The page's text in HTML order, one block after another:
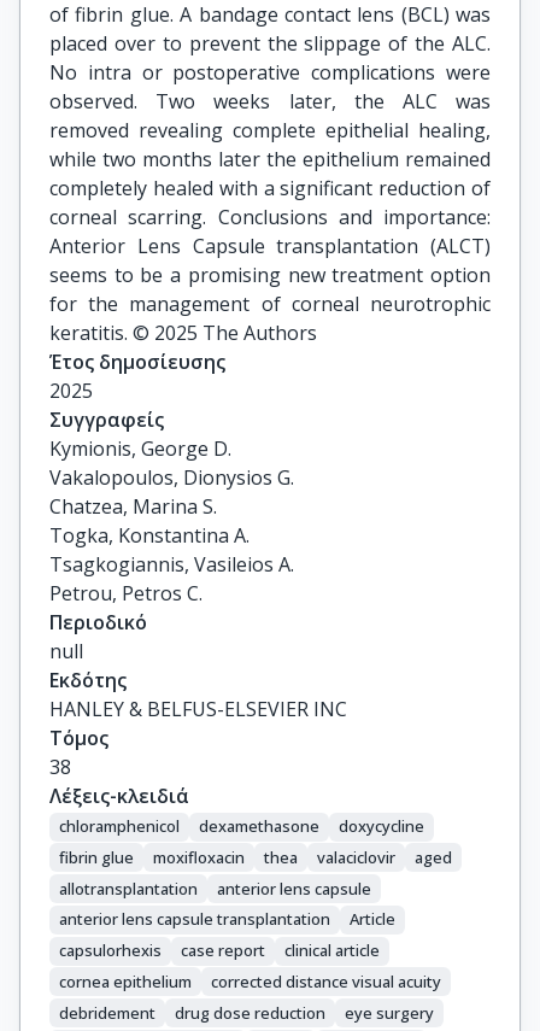
of fibrin glue. A bandage contact lens (BCL) was
placed over to prevent the slippage of the ALC.
No intra or postoperative complications were
observed. Two weeks later, the ALC was
removed revealing complete epithelial healing,
while two months later the epithelium remained
completely healed with a significant reduction of
corneal scarring. Conclusions and importance:
Anterior Lens Capsule transplantation (ALCT)
seems to be a promising new treatment option
for the management of corneal neurotrophic
keratitis. © 2025 The Authors
Έτος δημοσίευσης
2025
Συγγραφείς
Kymionis, George D.
Vakalopoulos, Dionysios G.
Chatzea, Marina S.
Togka, Konstantina A.
Tsagkogiannis, Vasileios A.
Petrou, Petros C.
Περιοδικό
null
Εκδότης
HANLEY & BELFUS-ELSEVIER INC
Τόμος
38
Λέξεις-κλειδιά
chloramphenicol dexamethasone
doxycycline
fibrin glue
moxifloxacin thea valaciclovir
aged
allotransplantation
anterior lens capsule
anterior lens capsule transplantation
Article
capsulorhexis
case report
clinical article
cornea epithelium
corrected distance visual acuity
debridement
drug dose reduction
eye surgery